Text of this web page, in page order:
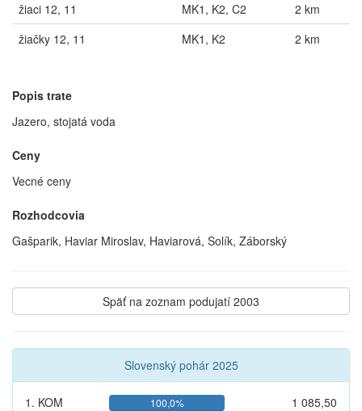
žiaci 12, 11
MK1, K2, C2
2 km
žiačky 12, 11
MK1, K2 2 km
Popis trate
Jazero, stojatá voda
Ceny
Vecné ceny
Rozhodcovia
Gašparik, Haviar Miroslav, Haviarová, Solík, Záborský
Späť na zoznam podujatí 2003
Slovenský pohár 2025
1. KOM 100,0%
1 085,50